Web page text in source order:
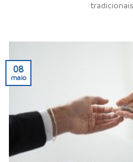
08
maio